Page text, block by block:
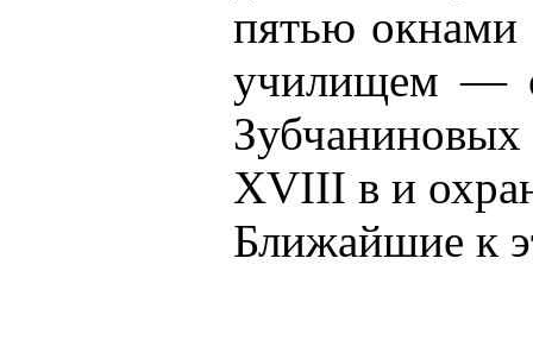
пятью окнами
училищем —
XVIII в и
Ближайшие к